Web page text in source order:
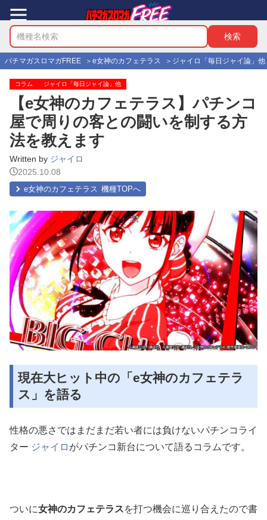
パチマガスロマガFREE e女神のカフェテラス ジャイロ「毎日ジャイ論」他
コラム ジャイロ「毎日ジャイ論」他
【e女神のカフェテラス】パチンコ
屋で周りの客との闘いを制する方
法を教えます
Written by ジャイロ
2025.10.08
e女神のカフェテラス
現在大ヒット中の「e女神のカフェテラ
ス」を語る
性格の悪さではまだまだ若い者には負けないパチンコライ
ター ジャイロ がパチンコ新台について語るコラムです。
ついに女神のカフェテラスを打つ機会に巡り合えたので書